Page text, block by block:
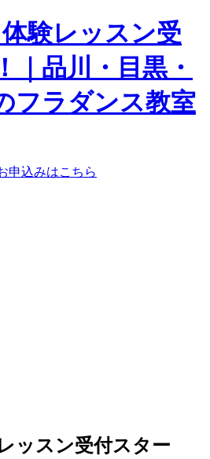
ッスン受付スター